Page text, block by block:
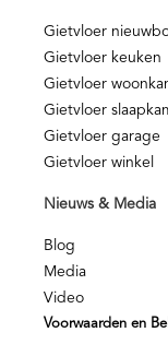
Gietvloer
Gietvloer keuken
Gietvloer
Gietvloer
Gietvloer garage
Gietvloer winkel
Nieuws & Media
Blog
Media
Video
Voorwaarden en